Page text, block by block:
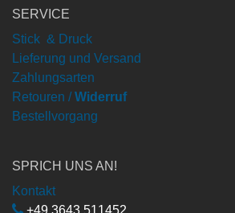
SERVICE
Stick & Druck
Lieferung und Versand
Zahlungsarten
Retouren / Widerruf
Bestellvorgang
SPRICH UNS AN!
Kontakt
+49 3643 511452